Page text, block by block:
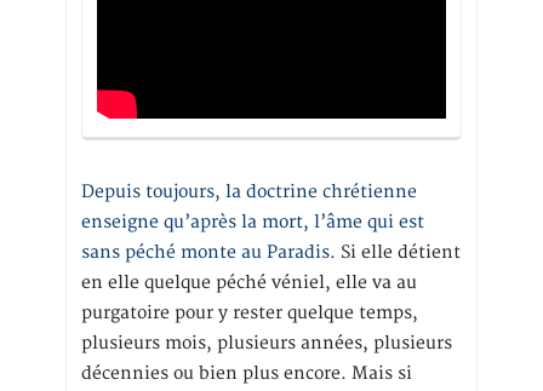
Depuis toujours, la doctrine chrétienne
enseigne qu’après la mort, l’âme qui est
sans péché monte au Paradis. Si elle détient
en elle quelque péché véniel, elle va au
purgatoire pour y rester quelque temps,
plusieurs mois, plusieurs années, plusieurs
décennies ou bien plus encore. Mais si